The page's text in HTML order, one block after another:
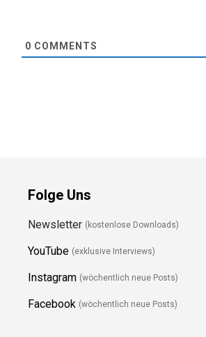
0 COMMENTS
Folge Uns
Newsletter (kostenlose Downloads)
YouTube (exklusive Interviews)
Instagram (wöchentlich neue Posts)
Facebook (wöchentlich neue Posts)